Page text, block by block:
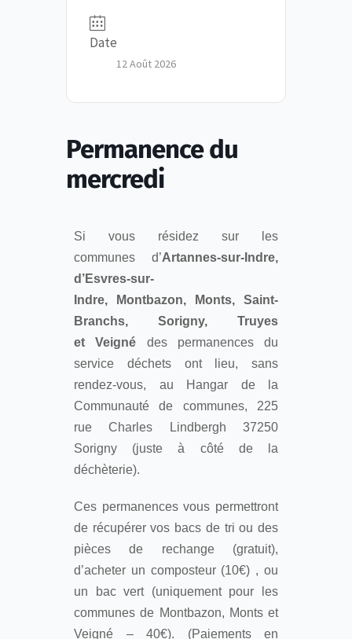
Date
12 Août 2026
Permanence du
mercredi
Si vous résidez sur les
communes d’Artannes-sur-Indre,
d’Esvres-sur-
Indre, Montbazon, Monts, Saint-
Branchs, Sorigny, Truyes
et Veigné des permanences du
service déchets ont lieu, sans
rendez-vous, au Hangar de la
Communauté de communes, 225
rue Charles Lindbergh 37250
Sorigny (juste à côté de la
déchèterie).
Ces permanences vous permettront
de récupérer vos bacs de tri ou des
pièces de rechange (gratuit),
d’acheter un composteur (10€) , ou
un bac vert (uniquement pour les
communes de Montbazon, Monts et
Veigné – 40€). (Paiements en